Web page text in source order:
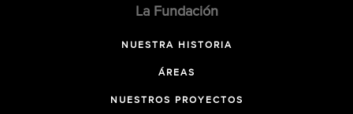
La Fundación
NUESTRA HISTORIA
ÁREAS
NUESTROS PROYECTOS